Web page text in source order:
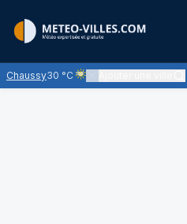
Chaussy30 °C
Ciel voilé par des